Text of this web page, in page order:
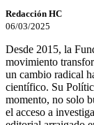
Redacción HC
06/03/2025
Desde 2015, la
movimiento
un cambio radical
científico. Su
momento, no solo
el acceso a